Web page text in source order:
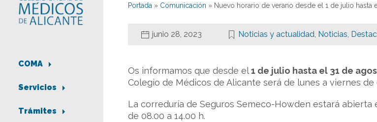
COMA
Servicios
Trámites
Portada » Comunicación » Nuevo horario de verano desde el 1 de julio
junio 28, 2023 Noticias y actualidad, Noticias,
Os informamos que desde el1 de julio hasta el 31 de
Colegio de Médicos de Alicante será de lunes a viernes de
La correduría de Seguros Semeco-Howden estará abierta
de 08.00 a 14.00 h.